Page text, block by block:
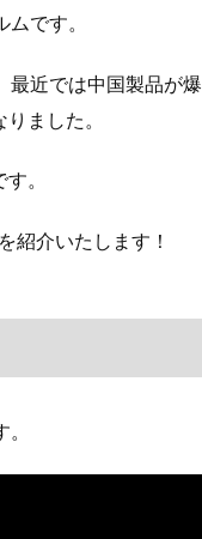
です。
最近では中国製品が爆
ました。
。
を紹介いたします！